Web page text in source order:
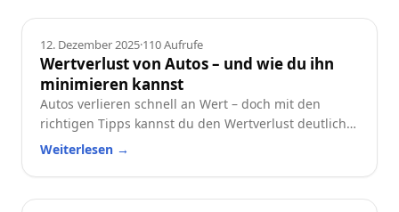
Ratgeber
12. Dezember 2025·110Aufrufe
Wertverlust von Autos – und wie du ihn
minimieren kannst
Autos verlieren schnell an Wert – doch mit den
richtigen Tipps kannst du den Wertverlust deutlich
reduzieren. Erfahre, welche Faktoren besonders
wertstabil hältst.
Weiterlesen →